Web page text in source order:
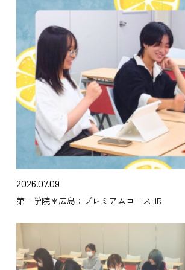
2026.07.09
第一学院＊広島：プレミアムコースHR